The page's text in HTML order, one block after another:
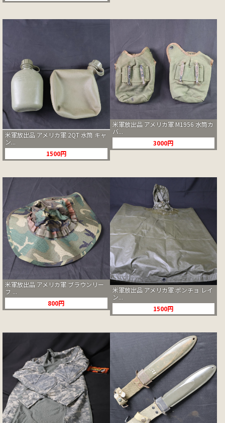
米軍放出品 アメリカ軍 2QT 水筒 キャ
ン...
1500円
米軍放出品 アメリカ軍 M1956 水筒カ
バ...
3000円
米軍放出品 アメリカ軍 ブラウンリー
フ ...
800円
米軍放出品 アメリカ軍 ポンチョ レイ
ン...
1500円